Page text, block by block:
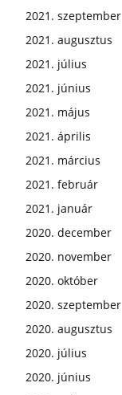
2021. szeptember
2021. augusztus
2021. július
2021. június
2021. május
2021. április
2021. március
2021. február
2021. január
2020. december
2020. november
2020. október
2020. szeptember
2020. augusztus
2020. július
2020. június